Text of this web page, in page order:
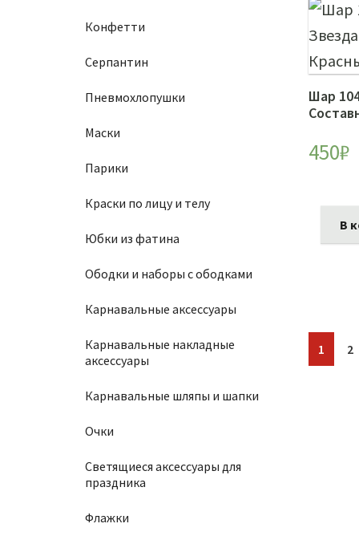
Шар
450₽
В
1 2
Конфетти
Серпантин
Пневмохлопушки
Маски
Парики
Краски по лицу и телу
Юбки из фатина
Ободки и наборы с ободками
Карнавальные аксессуары
Карнавальные накладные
аксессуары
Карнавальные шляпы и шапки
Очки
Светящиеся аксессуары для
праздника
Флажки